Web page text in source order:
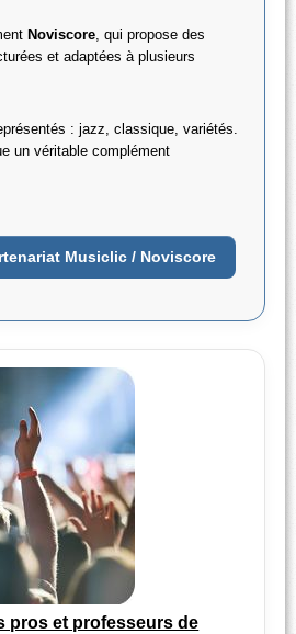
Noviscore, qui propose des
et adaptées à plusieurs
: jazz, classique, variétés.
un véritable complément
Musiclic / Noviscore
pros et professeurs de